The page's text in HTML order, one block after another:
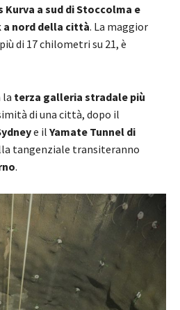
a sud di Stoccolma e
a nord della città. La maggior
di 17 chilometri su 21, è
la terza galleria stradale più
di una città, dopo il
e il Yamate Tunnel di
tangenziale transiteranno
.